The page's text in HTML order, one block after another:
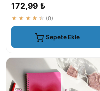
172,99 ₺
★★★★★ (0)
Sepete Ekle